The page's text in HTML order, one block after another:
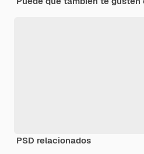
PSD relacionados